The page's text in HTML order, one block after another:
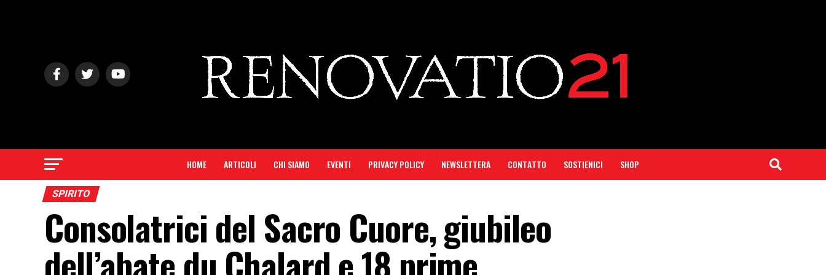
HOME ARTICOLI CHI SIAMO EVENTI PRIVACY POLICY NEWSLETTERA CONTATTO SOSTIENICI SHOP
SPIRITO
Consolatrici del Sacro Cuore, giubileo
dell’abate du Chalard e 18 prime